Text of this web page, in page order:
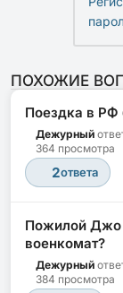
ПОХОЖИЕ
Поездка в РФ
Дежурный
364 просмотра
2ответа
Пожилой Джо
военкомат?
Дежурный
384 просмотра